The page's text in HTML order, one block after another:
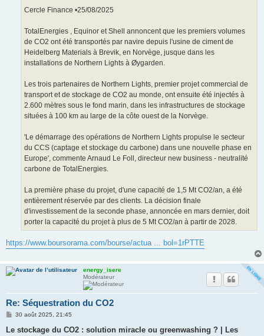
Cercle Finance •25/08/2025
TotalEnergies , Equinor et Shell annoncent que les premiers volumes
de CO2 ont été transportés par navire depuis l'usine de ciment de
Heidelberg Materials à Brevik, en Norvège, jusque dans les
installations de Northern Lights à Øygarden.
Les trois partenaires de Northern Lights, premier projet commercial de
transport et de stockage de CO2 au monde, ont ensuite été injectés à
2.600 mètres sous le fond marin, dans les infrastructures de stockage
situées à 100 km au large de la côte ouest de la Norvège.
'Le démarrage des opérations de Northern Lights propulse le secteur
du CCS (captage et stockage du carbone) dans une nouvelle phase en
Europe', commente Arnaud Le Foll, directeur new business - neutralité
carbone de TotalEnergies.
La première phase du projet, d'une capacité de 1,5 Mt CO2/an, a été
entièrement réservée par des clients. La décision finale
d'investissement de la seconde phase, annoncée en mars dernier, doit
porter la capacité du projet à plus de 5 Mt CO2/an à partir de 2028.
https://www.boursorama.com/bourse/actua ... bol=1rPTTE
energy_isere
Modérateur
Re: Séquestration du CO2
M
s
30 août 2025, 21:45
Le stockage du CO2 : solution miracle ou greenwashing ? | Les